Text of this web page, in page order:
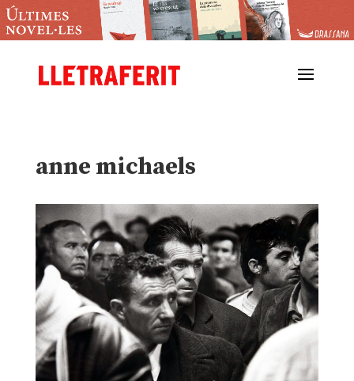
anne michaels